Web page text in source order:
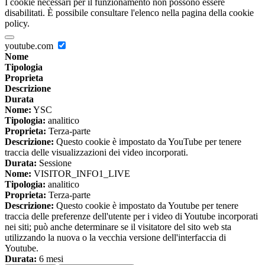
I cookie necessari per il funzionamento non possono essere
disabilitati. È possibile consultare l'elenco nella pagina della cookie
policy.
youtube.com
Nome
Tipologia
Proprieta
Descrizione
Durata
Nome: YSC
Tipologia: analitico
Proprieta: Terza-parte
Descrizione: Questo cookie è impostato da YouTube per tenere
traccia delle visualizzazioni dei video incorporati.
Durata: Sessione
Nome: VISITOR_INFO1_LIVE
Tipologia: analitico
Proprieta: Terza-parte
Descrizione: Questo cookie è impostato da Youtube per tenere
traccia delle preferenze dell'utente per i video di Youtube incorporati
nei siti; può anche determinare se il visitatore del sito web sta
utilizzando la nuova o la vecchia versione dell'interfaccia di
Youtube.
Durata: 6 mesi